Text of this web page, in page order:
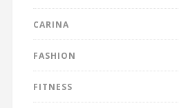
CARINA
FASHION
FITNESS